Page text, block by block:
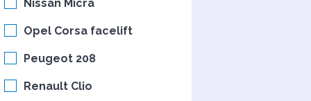
Nissan Micra
Opel Corsa facelift
Peugeot 208
Renault Clio